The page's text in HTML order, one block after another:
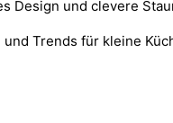
Design und clevere
Trends für kleine